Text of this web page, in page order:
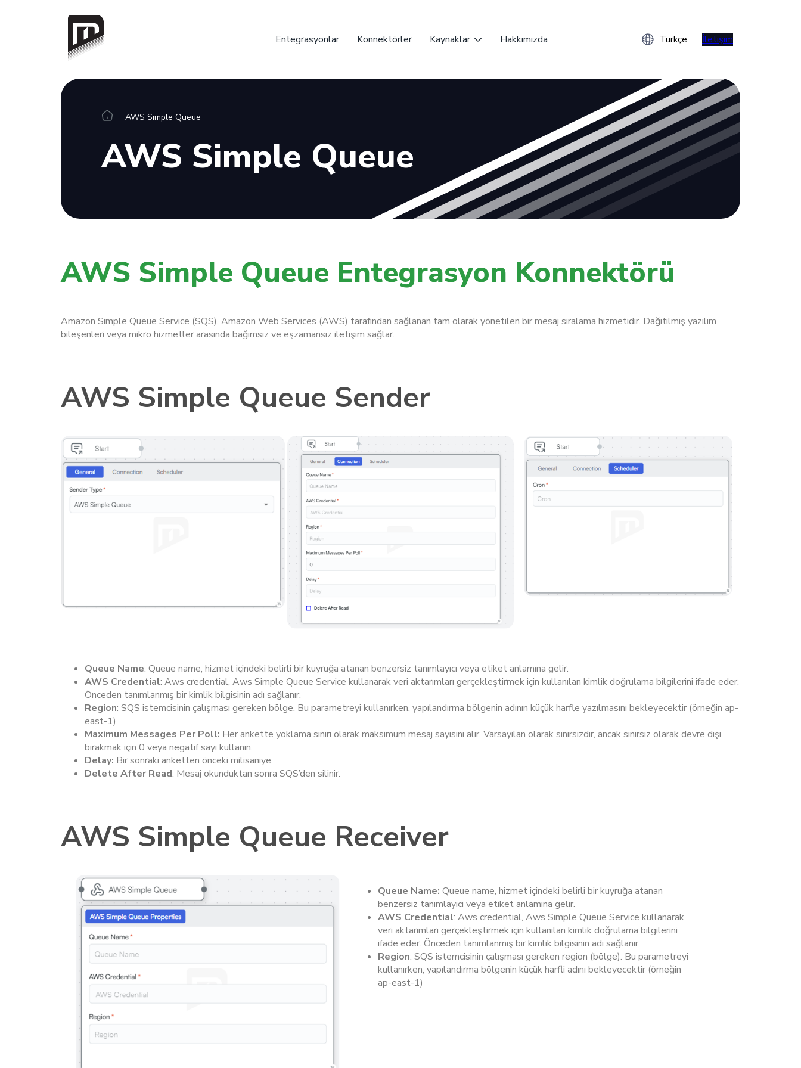
Entegrasyonlar Konnektörler Kaynaklar Hakkımızda Türkçe İletişim
Konnektörler
Hakkımızda
AWS Simple Queue
AWS Simple Queue
AWS Simple Queue Entegrasyon Konnektörü
Amazon Simple Queue Service (SQS), Amazon Web Services (AWS) tarafından sağlanan tam olarak yönetilen bir mesaj sıralama hizmetidir. Dağıtılmış yazılım
bileşenleri veya mikro hizmetler arasında bağımsız ve eşzamansız iletişim sağlar.
AWS Simple Queue Sender
Queue Name: Queue name, hizmet içindeki belirli bir kuyruğa atanan benzersiz tanımlayıcı veya etiket anlamına gelir.
AWS Credential: Aws credential, Aws Simple Queue Service kullanarak veri aktarımları gerçekleştirmek için kullanılan kimlik doğrulama bilgilerini ifade eder.
Önceden tanımlanmış bir kimlik bilgisinin adı sağlanır.
Region: SQS istemcisinin çalışması gereken bölge. Bu parametreyi kullanırken, yapılandırma bölgenin adının küçük harfle yazılmasını bekleyecektir (örneğin ap-
east-1)
Maximum Messages Per Poll: Her ankette yoklama sınırı olarak maksimum mesaj sayısını alır. Varsayılan olarak sınırsızdır, ancak sınırsız olarak devre dışı
bırakmak için 0 veya negatif sayı kullanın.
Delay: Bir sonraki anketten önceki milisaniye.
Delete After Read: Mesaj okunduktan sonra SQS’den silinir.
AWS Simple Queue Receiver
Queue Name: Queue name, hizmet içindeki belirli bir kuyruğa atanan
benzersiz tanımlayıcı veya etiket anlamına gelir.
AWS Credential: Aws credential, Aws Simple Queue Service kullanarak
veri aktarımları gerçekleştirmek için kullanılan kimlik doğrulama bilgilerini
ifade eder. Önceden tanımlanmış bir kimlik bilgisinin adı sağlanır.
Region: SQS istemcisinin çalışması gereken region (bölge). Bu parametreyi
kullanırken, yapılandırma bölgenin küçük harfli adını bekleyecektir (örneğin
ap-east-1)